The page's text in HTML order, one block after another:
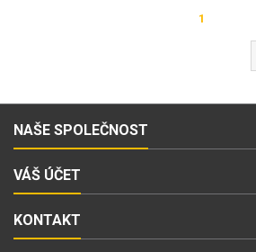
1
NAŠE SPOLEČNOST
VÁŠ ÚČET
KONTAKT